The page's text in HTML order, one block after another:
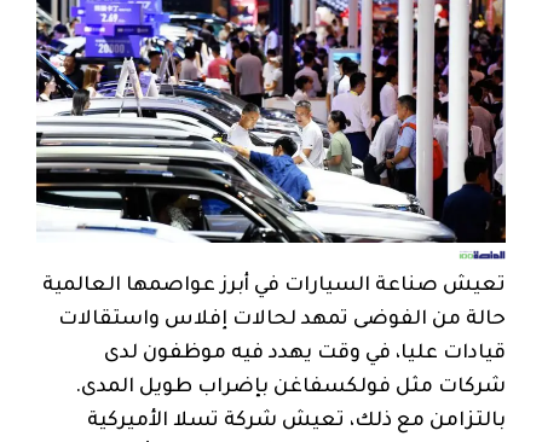
تعيش صناعة السيارات في أبرز عواصمها العالمية
حالة من الفوضى تمهد لحالات إفلاس واستقالات
قيادات عليا، في وقت يهدد فيه موظفون لدى
شركات مثل فولكسفاغن بإضراب طويل المدى.
بالتزامن مع ذلك، تعيش شركة تسلا الأميركية